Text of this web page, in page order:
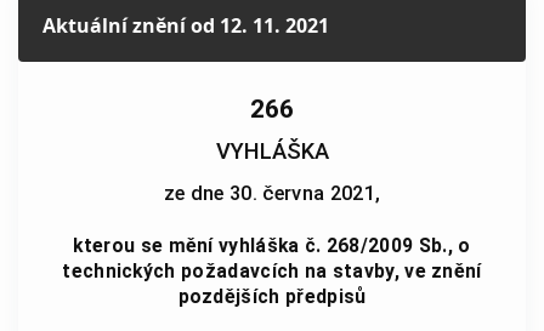
Aktuální zněníod 12. 11. 2021
266
VYHLÁŠKA
ze dne 30. června 2021,
kterou se mění vyhláška č. 268/2009 Sb., o
technických požadavcích na stavby, ve znění
pozdějších předpisů